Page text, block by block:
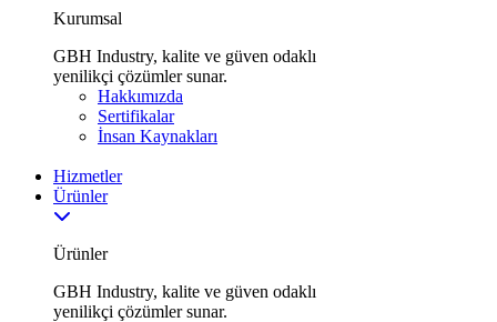
Kurumsal
GBH Industry, kalite ve güven odaklı
yenilikçi çözümler sunar.
Hakkımızda
Sertifikalar
İnsan Kaynakları
Hizmetler
Ürünler
Ürünler
GBH Industry, kalite ve güven odaklı
yenilikçi çözümler sunar.